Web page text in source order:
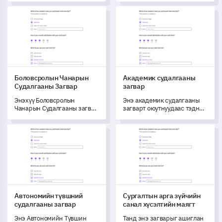
болон хэрэглэгчийн
туршлагыг илүү сайн
ойлгоход тусалдаг.
Загвараар үнэлнэ үү.
Боловсролын Чанарын Судалгааны Загвар
Боловсролын Чанарын
Судалгааны Загвар
Энэхүү Боловсролын
Чанарын Судалгааны загвар
боловсролын үйлчилгээг
хэмжих болон ойлгоход
туслахад зориулагдсан.
Академик судалгааны
Академик судалгааны
загвар
Энэ академик судалгааны
загварт оюутнуудаас тэдний
суралцах платформтой
холбоотой туршлагыг ойлгох
зорилгоор зохиосон бөгөөд,
оролцогчдын хувьд
сайжруулах шаардлагатай
чиглэлүүдийг тодорхойлж,
платформын үр дүнтэй
байдлыг нэмэгдүүлэхэд
туслах юм.
Автономийн түвшний судалгааны загвар
Автономийн түвшний
судалгааны загвар
Энэ Автономийн Түвшин
Сургалтын арга зүйчийн
Сургалтын арга зүйчийн
санал хүсэлтийн маягт
Танд энэ загварыг ашиглан